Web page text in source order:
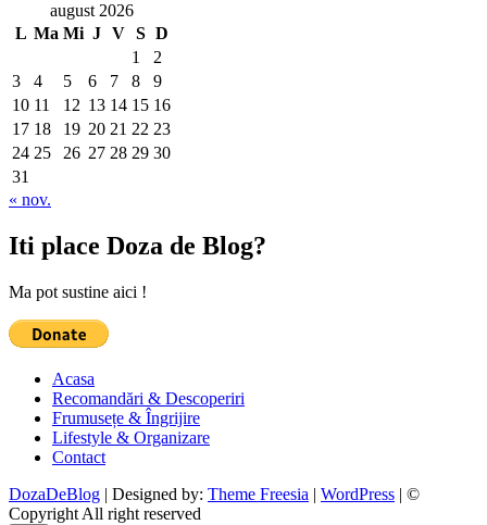
august 2026
L Ma Mi J V S D
1
2
3
4 5 6 7 8
9
10 11 12 13 14 15 16
17 18 19 20 21 22 23
24 25 26 27 28 29 30
31
« nov.
Iti place Doza de Blog?
Ma pot sustine aici !
Acasa
Recomandări & Descoperiri
Frumusețe & Îngrijire
Lifestyle & Organizare
Contact
DozaDeBlog | Designed by: Theme Freesia | WordPress | ©
Copyright All right reserved